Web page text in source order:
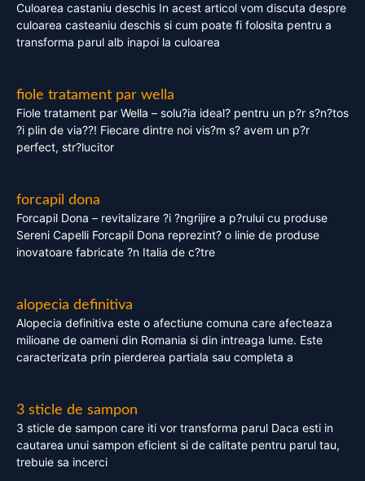
Culoarea castaniu deschis In acest articol vom discuta despre
culoarea casteaniu deschis si cum poate fi folosita pentru a
transforma parul alb inapoi la culoarea
fiole tratament par wella
Fiole tratament par Wella – solu?ia ideal? pentru un p?r s?n?tos
?i plin de via??! Fiecare dintre noi vis?m s? avem un p?r
perfect, str?lucitor
forcapil dona
Forcapil Dona – revitalizare ?i ?ngrijire a p?rului cu produse
Sereni Capelli Forcapil Dona reprezint? o linie de produse
inovatoare fabricate ?n Italia de c?tre
alopecia definitiva
Alopecia definitiva este o afectiune comuna care afecteaza
milioane de oameni din Romania si din intreaga lume. Este
caracterizata prin pierderea partiala sau completa a
3 sticle de sampon
3 sticle de sampon care iti vor transforma parul Daca esti in
cautarea unui sampon eficient si de calitate pentru parul tau,
trebuie sa incerci